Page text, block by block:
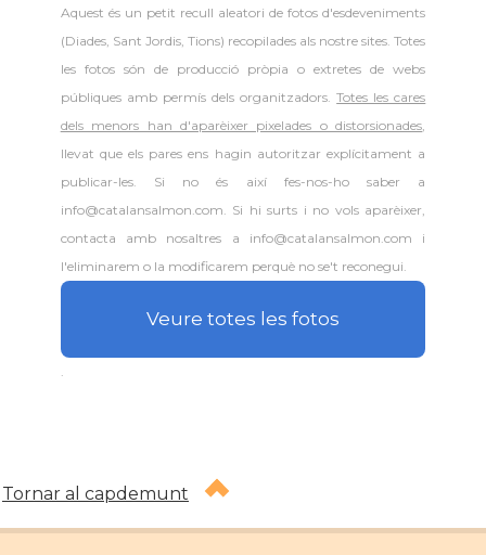
Aquest és un petit recull aleatori defotos d'esdeveniments
(Diades, Sant Jordis, Tions) recopilades als nostre sites. Totes
les fotos són de producció pròpia o extretes de webs
públiques amb permís dels organitzadors.Totes les cares
dels menors han d'aparèixer pixelades o distorsionades,
llevat que els pares ens hagin autoritzar explícitament a
publicar-les. Si no és així fes-nos-ho saber a
info@catalansalmon.com. Si hi surts i no vols aparèixer,
contacta amb nosaltres a info@catalansalmon.com i
l'eliminarem o la modificarem perquè no se't reconegui.
Veure totes les fotos
Tornar al capdemunt